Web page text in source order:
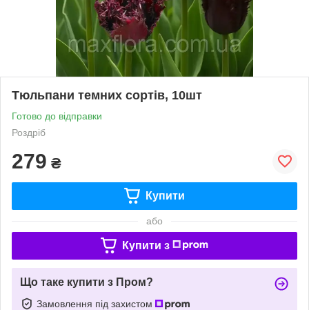
Тюльпани темних сортів, 10шт
Готово до відправки
Роздріб
279 ₴
Купити
або
Купити з
Що таке купити з Пром?
Замовлення під захистом